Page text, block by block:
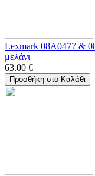
Lexmark 08A0477 &
μελάνι
63.00 €
Προσθήκη στο Καλάθι